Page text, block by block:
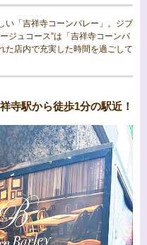
い「吉祥寺コーンバレー」。ジブ
ジュコース”は「吉祥寺コーンバ
た店内で充実した時間を過ごして
寺駅から徒歩1分の駅近！